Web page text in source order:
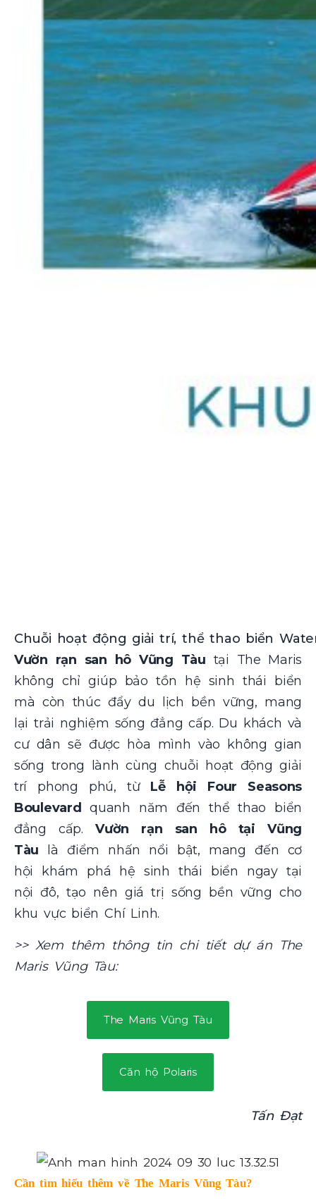
Chuỗi hoạt động giải trí, thể thao biển
Vườn rạn san hô Vũng Tàu tại The Maris
không chỉ giúp bảo tồn hệ sinh thái biển
mà còn thúc đẩy du lịch bền vững, mang
lại trải nghiệm sống đẳng cấp. Du khách và
cư dân sẽ được hòa mình vào không gian
sống trong lành cùng chuỗi hoạt động giải
trí phong phú, từ Lễ hội Four Seasons
Boulevard
quanh năm đến thể thao biển
đẳng cấp.Vườn rạn san hô tại Vũng
Tàu là điểm nhấn nổi bật, mang đến cơ
hội khám phá hệ sinh thái biển ngay tại
nội đô, tạo nên giá trị sống bền vững cho
khu vực biển Chí Linh.
>> Xem thêm thông tin chi tiết dự án The
Maris Vũng Tàu:
The Maris Vũng Tàu
Căn hộ Polaris
Tấn Đạt
Cần tìm hiểu thêm về The Maris Vũng Tàu?